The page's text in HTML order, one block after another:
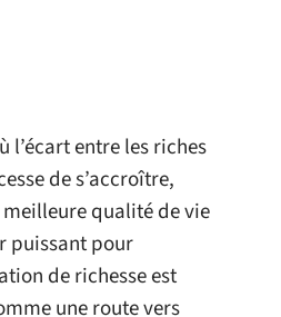
l’écart entre les riches
de s’accroître,
qualité de vie
puissant pour
de richesse est
une route vers